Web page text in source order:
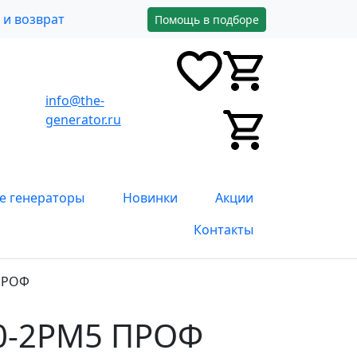
возврат Помощь в подборе
info@the-
generator.ru
генераторы Новинки
Акции
Контакты
2РМ5 ПРОФ